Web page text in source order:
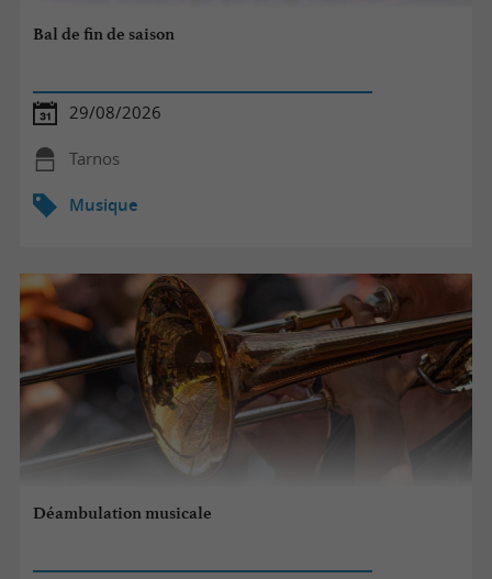
Bal de fin de saison
29/08/2026
Tarnos
Musique
Déambulation musicale